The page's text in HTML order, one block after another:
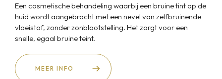
Ons team
Body & Mind
Behandelingen
Een cosmetische behandeling waarbij een bruine tint op de
huid wordt aangebracht met een nevel van zelfbruinende
vloeistof, zonder zonblootstelling. Het zorgt voor een
snelle, egaal bruine teint.
MEER INFO